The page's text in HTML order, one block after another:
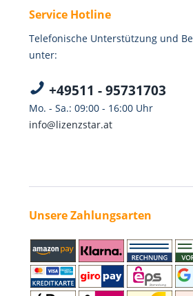
Service Hotline
Telefonische Unterstützung und
unter:
+49511 - 95731703
Mo. - Sa.: 09:00 - 16:00 Uhr
info@lizenzstar.at
Unsere Zahlungsarten